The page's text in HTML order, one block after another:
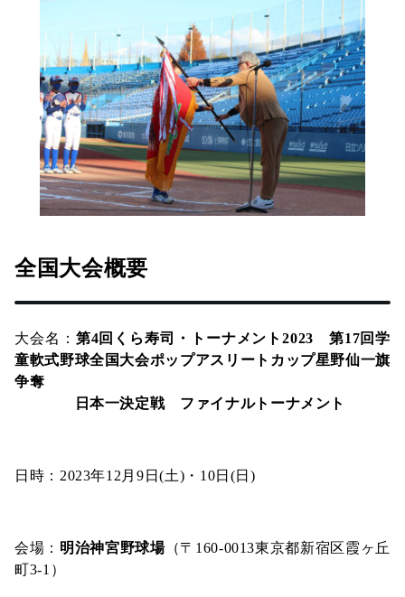
全国大会概要
大会名： 第4回くら寿司・トーナメント2023 第17回学
童軟式野球全国大会ポップアスリートカップ星野仙一旗
争奪
日本一決定戦 ファイナルトーナメント
日時：2023年12月9日(土)・10日(日)
会場： 明治神宮野球場（〒160-0013東京都新宿区霞ヶ丘
町3-1）